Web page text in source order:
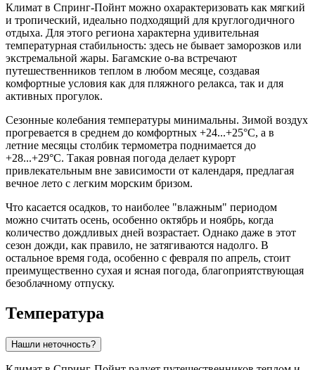
Климат в Спринг-Пойнт можно охарактеризовать как мягкий
и тропический, идеально подходящий для круглогодичного
отдыха. Для этого региона характерна удивительная
температурная стабильность: здесь не бывает заморозков или
экстремальной жары. Багамские о-ва встречают
путешественников теплом в любом месяце, создавая
комфортные условия как для пляжного релакса, так и для
активных прогулок.
Сезонные колебания температуры минимальны. Зимой воздух
прогревается в среднем до комфортных +24...+25°C, а в
летние месяцы столбик термометра поднимается до
+28...+29°C. Такая ровная погода делает курорт
привлекательным вне зависимости от календаря, предлагая
вечное лето с легким морским бризом.
Что касается осадков, то наиболее "влажным" периодом
можно считать осень, особенно октябрь и ноябрь, когда
количество дождливых дней возрастает. Однако даже в этот
сезон дожди, как правило, не затягиваются надолго. В
остальное время года, особенно с февраля по апрель, стоит
преимущественно сухая и ясная погода, благоприятствующая
безоблачному отпуску.
Температура
Нашли неточность?